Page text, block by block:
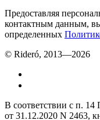
Предоставляя
контактным данным, вы
определенных
© Rideró, 2013—2026
В соответствии с п. 14
от 31.12.2020 N 2463,